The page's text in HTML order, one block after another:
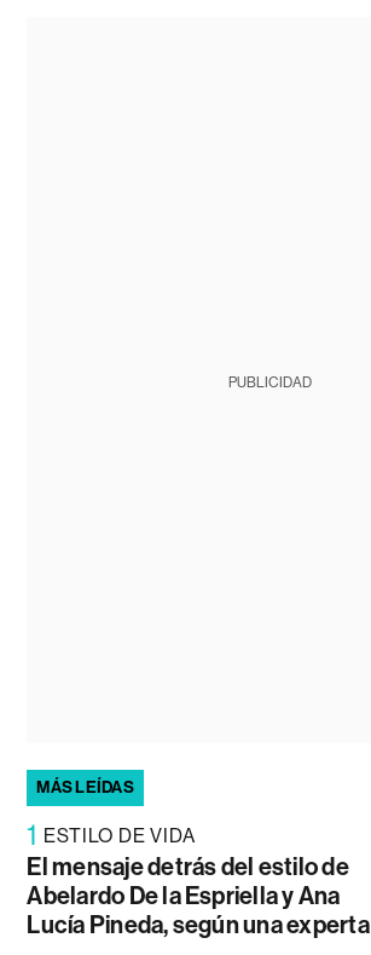
PUBLICIDAD
MÁS LEÍDAS
1 ESTILO DE VIDA
El mensaje detrás del estilo de
Abelardo De la Espriella y Ana
Lucía Pineda, según una experta